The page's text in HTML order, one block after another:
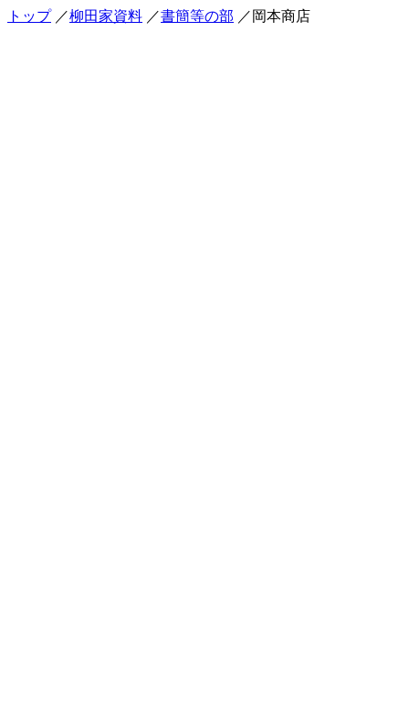
トップ ／柳田家資料 ／書簡等の部 ／岡本商店